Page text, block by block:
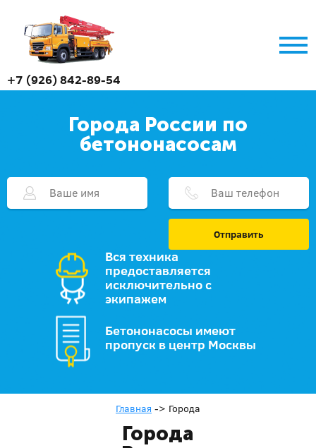
+7 (926) 842-89-54
Города России по
бетононасосам
Отправить
Вся техника
предоставляется
исключительно с
экипажем
Бетононасосы имеют
пропуск в центр Москвы
Главная -> Города
Города